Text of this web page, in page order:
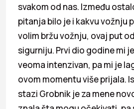
svakom od nas. Između
pitanja bilo je i kakvu vožnju
volim bržu vožnju, ovaj put
sigurniju. Prvi dio godine mi
veoma intenzivan, pa mi je
ovom momentu više prijala.
stazi Grobnik je za mene